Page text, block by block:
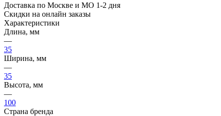
Доставка по Москве и МО 1-2 дня
Скидки на онлайн заказы
Характеристики
Длина, мм
—
35
Ширина, мм
—
35
Высота, мм
—
100
Страна бренда